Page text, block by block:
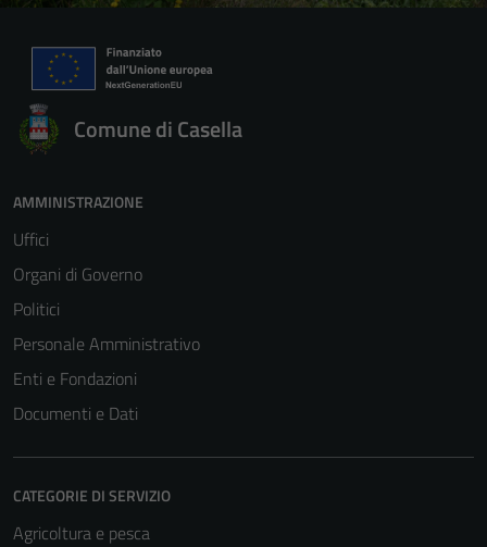
Comune di Casella
AMMINISTRAZIONE
Uffici
Organi di Governo
Politici
Personale Amministrativo
Enti e Fondazioni
Documenti e Dati
CATEGORIE DI SERVIZIO
Agricoltura e pesca